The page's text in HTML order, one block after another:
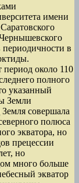
имени
периодичности в
период около 110
полного
указанный
Земли
совершала
полюса
экватора, но
прецессии
но
много больше
экватор